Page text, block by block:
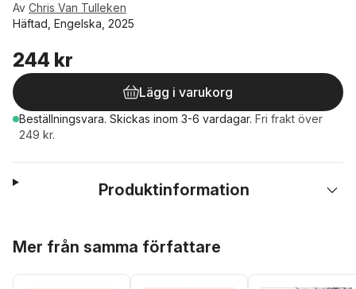
Av Chris Van Tulleken
Häftad, Engelska, 2025
244 kr
Lägg i varukorg
Beställningsvara. Skickas inom 3-6 vardagar. Fri frakt över
249 kr.
Produktinformation
Mer från samma författare